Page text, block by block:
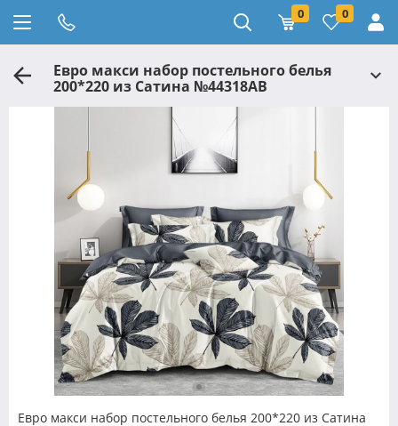
0 0
Евро макси набор постельного белья
200*220 из Сатина №44318AB
Черешенка™
Евро макси набор постельного белья 200*220 из Сатина